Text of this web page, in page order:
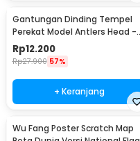
Gantungan Dinding Tempel
Perekat Model Antlers Head -
MU03
Rp12.200
Rp27.900 57%
+ Keranjang
Wu Fang Poster Scratch Map